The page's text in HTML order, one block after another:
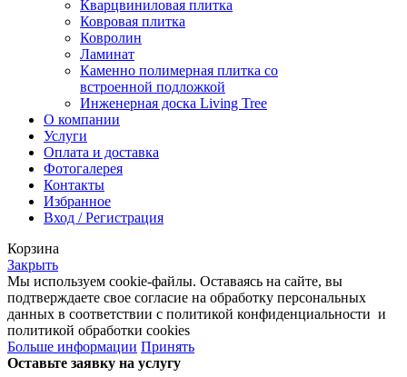
Кварцвиниловая плитка
Ковровая плитка
Ковролин
Ламинат
Каменно полимерная плитка со
встроенной подложкой
Инженерная доска Living Tree
О компании
Услуги
Оплата и доставка
Фотогалерея
Контакты
Избранное
Вход / Регистрация
Корзина
Закрыть
Мы используем cookie-файлы. Оставаясь на сайте, вы
подтверждаете свое согласие на обработку персональных
данных в соответствии с политикой конфиденциальности и
политикой обработки cookies
Больше информации Принять
Оставьте заявку на услугу